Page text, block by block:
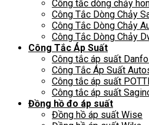
Công tắc dòng chảy
Công Tắc Dòng Chảy
Công Tắc Dòng Chảy
Công Tắc Dòng Chảy
Công Tắc Áp Suất
Công tắc áp suất
Công Tắc Áp Suất
Công tắc áp suất
Công tắc áp suất
Đồng hồ đo áp suất
Đồng hồ áp suất Wise